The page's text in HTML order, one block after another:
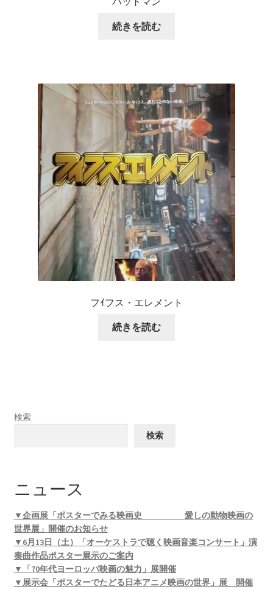
続きを読む
フｲフス・エレメント
続きを読む
検索
検索
ニュース
▼企画展「ポスターでみる映画史 愛しの動物映画の
世界展」開催のお知らせ
▼6月13日（土）「オーケストラで聴く映画音楽コンサート」演
奏曲作品ポスター展示のご案内
▼「70年代ヨーロッパ映画の魅力」展開催
▼展示会「ポスターでたどる日本アニメ映画の世界」展 開催